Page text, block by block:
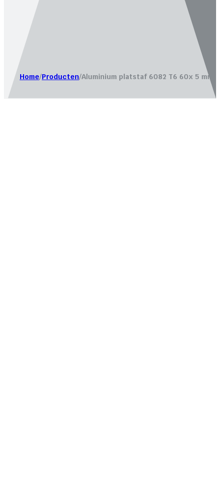
Website laten maken door Bureau Magneet – Online
Home/Producten/Aluminium platstaf 6082 T6 60x 5 mm.